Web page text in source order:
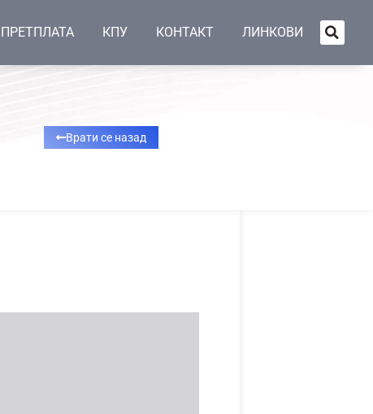
ПРЕТПЛАТА КПУ КОНТАКТ ЛИНКОВИ
Врати се назад